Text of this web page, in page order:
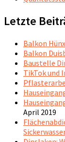
Letzte
Balkon
Balkon
Baustelle
TikTok und
April 2019